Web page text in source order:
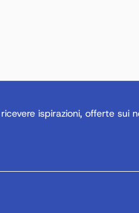
ispirazioni, offerte sui